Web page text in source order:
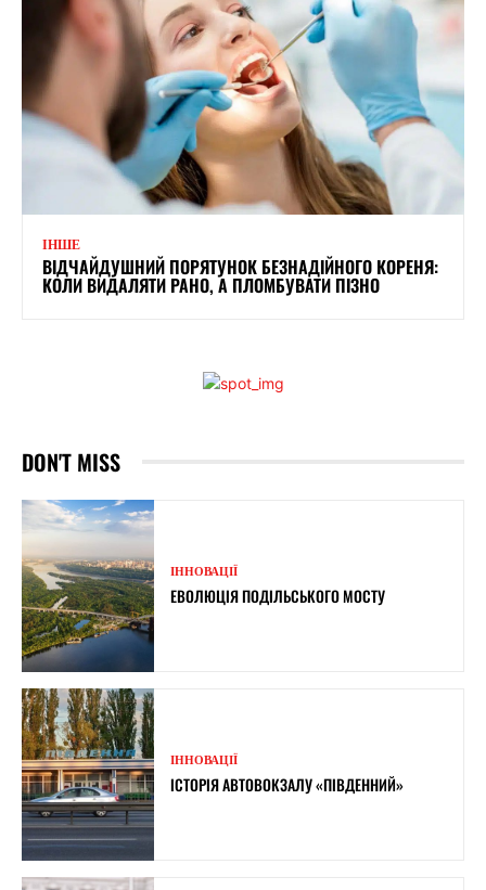
ІНШЕ
ВІДЧАЙДУШНИЙ ПОРЯТУНОК БЕЗНАДІЙНОГО КОРЕНЯ:
КОЛИ ВИДАЛЯТИ РАНО, А ПЛОМБУВАТИ ПІЗНО
DON'T MISS
ІННОВАЦІЇ
ЕВОЛЮЦІЯ ПОДІЛЬСЬКОГО МОСТУ
ІННОВАЦІЇ
ІСТОРІЯ АВТОВОКЗАЛУ «ПІВДЕННИЙ»